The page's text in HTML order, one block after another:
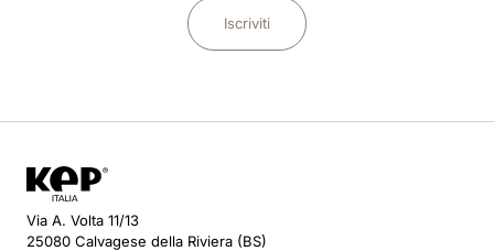
Iscriviti
Via A. Volta 11/13
25080 Calvagese della Riviera (BS)